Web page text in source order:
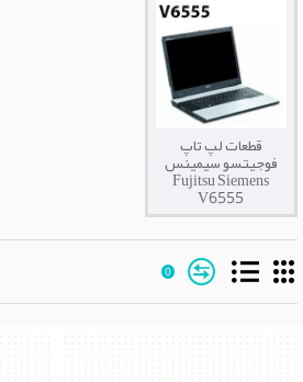
قطعات لپ تاپ
فوجیتسو سیمینس
Fujitsu Siemens
V6555
0